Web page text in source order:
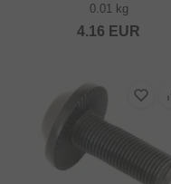
0.01 kg
4.16 EUR